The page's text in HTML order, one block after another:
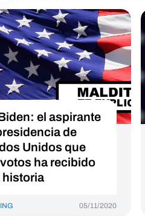
el aspirante
de
Unidos que
ha recibido
historia
05/11/2020